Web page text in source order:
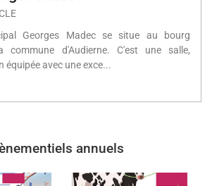
Georges Madec se situe au bourg
commune d'Audierne. C'est une salle,
équipée avec une exce...
annuels